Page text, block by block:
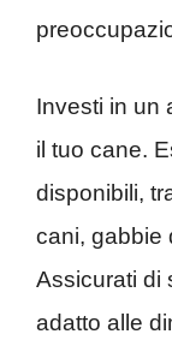
Investi in un
il tuo cane.
disponibili,
cani, gabbie
Assicurati di
adatto alle